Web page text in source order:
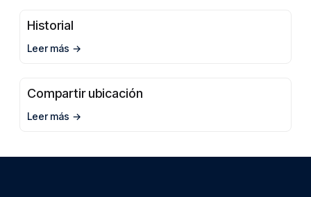
Historial
Leer más
Compartir ubicación
Leer más